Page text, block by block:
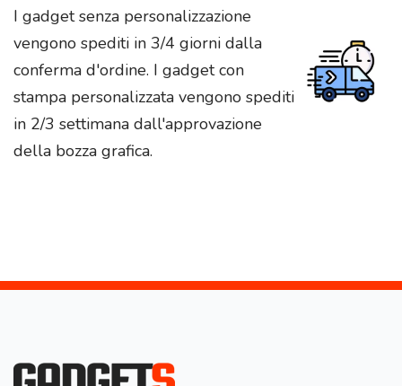
I gadget senza personalizzazione
vengono spediti in 3/4 giorni dalla
conferma d'ordine. I gadget con
stampa personalizzata vengono spediti
in 2/3 settimana dall'approvazione
della bozza grafica.